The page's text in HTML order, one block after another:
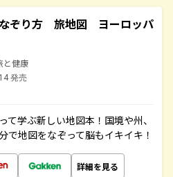
ぞり方 旅地図 ヨーロッパ
と健康
発売
学ぶ新しい地図本！国境や州、
で地図をなぞって脳もイキイキ！
詳細を見る